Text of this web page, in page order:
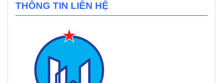
THÔNG TIN LIÊN HỆ